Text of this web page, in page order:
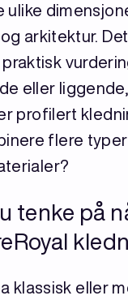
ulike
arkitektur.
eller
profilert
flere
tenke på
klassisk eller